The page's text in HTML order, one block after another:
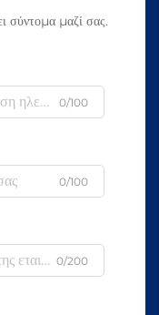
σύντομα μαζί σας.
0/100
0/100
0/200